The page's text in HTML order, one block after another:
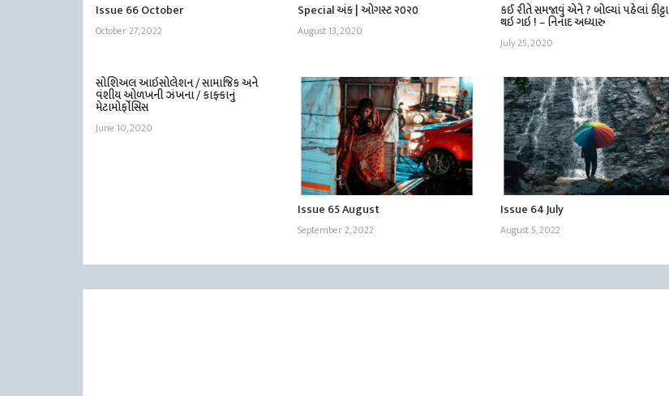
Issue 66 October
October 27, 2022
Special અંક | ઓગસ્ટ ૨૦૨૦
August 13, 2020
કઈ રીતે સમજાવું એને ? બોલ્યાં પહેલાં કીટ્ટા
થઇ ગઇ ! – નિનાદ અધ્યારુ
July 25, 2020
સોશિઅલ આઇસોલેશન / સામાજિક અને
વંશીય ઓળખની ઝંખના / કાફ્કાનું
મેટામોર્ફોસિસ
June 10, 2020
Issue 65 August
September 2, 2022
Issue 64 July
August 5, 2022